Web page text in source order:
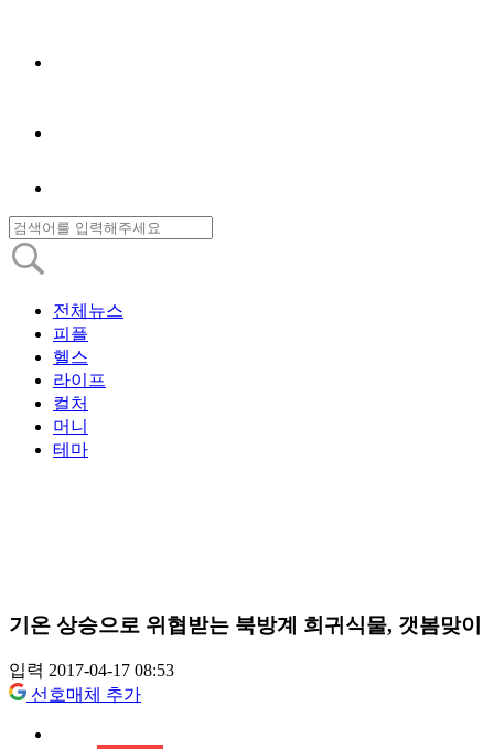
전체뉴스
피플
헬스
라이프
컬처
머니
테마
기온 상승으로 위협받는 북방계 희귀식물, 갯봄맞이
입력 2017-04-17 08:53
선호매체 추가